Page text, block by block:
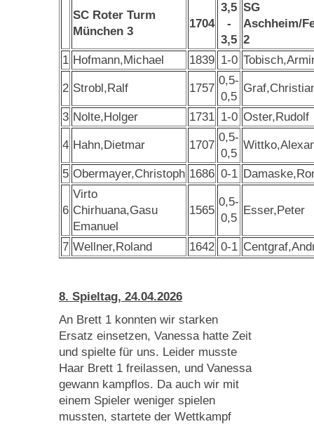
SC Roter Turm
München 3
1704
3,5
-
3,5
SG
Aschheim/
2
1 Hofmann,Michael 1839 1-0
2 Strobl,Ralf 1757
0,5-
0,5
3 Nolte,Holger 1731 1-0 Oster,Rudolf
4 Hahn,Dietmar 1707
0,5-
0,5
5 Obermayer,Christoph 1686 0-1
6
Virto
Chirhuana,Gasu
Emanuel
1565
0,5-
0,5
Esser,Peter
7 Wellner,Roland 1642 0-1
8. Spieltag, 24.04.2026
An Brett 1 konnten wir starken
Ersatz einsetzen, Vanessa hatte Zeit
und spielte für uns. Leider musste
Haar Brett 1 freilassen, und Vanessa
gewann kampflos. Da auch wir mit
einem Spieler weniger spielen
mussten, startete der Wettkampf